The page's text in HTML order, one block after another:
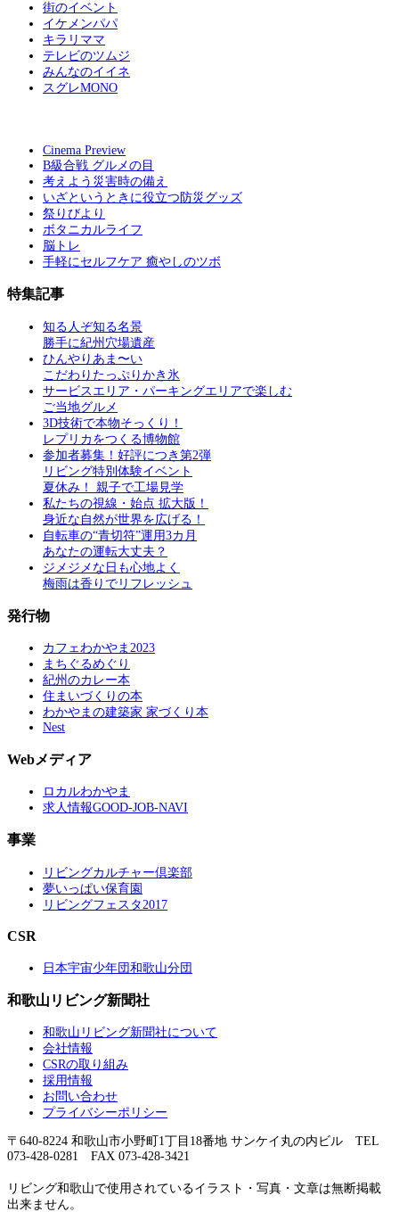
街のイベント
イケメンパパ
キラリママ
テレビのツムジ
みんなのイイネ
スグレMONO
Cinema Preview
B級合戦 グルメの目
考えよう災害時の備え
いざというときに役立つ防災グッズ
祭りびより
ボタニカルライフ
脳トレ
手軽にセルフケア 癒やしのツボ
特集記事
知る人ぞ知る名景
勝手に紀州穴場遺産
ひんやりあま〜い
こだわりたっぷりかき氷
サービスエリア・パーキングエリアで楽しむ
ご当地グルメ
3D技術で本物そっくり！
レプリカをつくる博物館
参加者募集！好評につき第2弾
リビング特別体験イベント
夏休み！ 親子で工場見学
私たちの視線・始点 拡大版！
身近な自然が世界を広げる！
自転車の“青切符”運用3カ月
あなたの運転大丈夫？
ジメジメな日も心地よく
梅雨は香りでリフレッシュ
発行物
カフェわかやま2023
まちぐるめぐり
紀州のカレー本
住まいづくりの本
わかやまの建築家 家づくり本
Nest
Webメディア
ロカルわかやま
求人情報GOOD-JOB-NAVI
事業
リビングカルチャー倶楽部
夢いっぱい保育園
リビングフェスタ2017
CSR
日本宇宙少年団和歌山分団
和歌山リビング新聞社
和歌山リビング新聞社について
会社情報
CSRの取り組み
採用情報
お問い合わせ
プライバシーポリシー
〒640-8224 和歌山市小野町1丁目18番地 サンケイ丸の内ビル TEL
073-428-0281 FAX 073-428-3421
リビング和歌山で使用されているイラスト・写真・文章は無断掲載
出来ません。